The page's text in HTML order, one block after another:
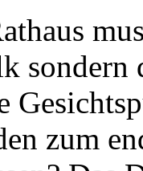
sondern
zum